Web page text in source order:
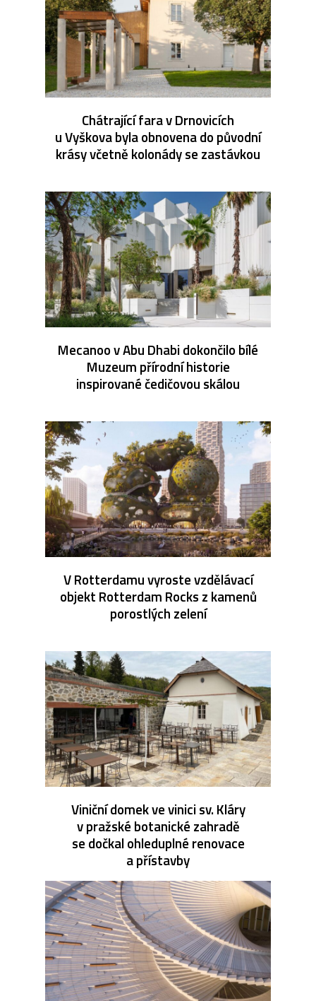
Chátrající fara v Drnovicích
u Vyškova byla obnovena do původní
krásy včetně kolonády se zastávkou
Mecanoo v Abu Dhabi dokončilo bílé
Muzeum přírodní historie
inspirované čedičovou skálou
V Rotterdamu vyroste vzdělávací
objekt Rotterdam Rocks z kamenů
porostlých zelení
Viniční domek ve vinici sv. Kláry
v pražské botanické zahradě
se dočkal ohleduplné renovace
a přístavby